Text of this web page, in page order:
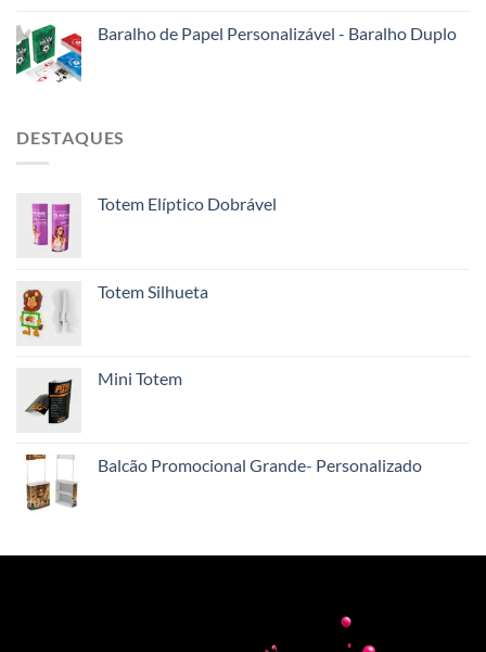
Baralho de Papel Personalizável - Baralho Duplo
DESTAQUES
Totem Elíptico Dobrável
Totem Silhueta
Mini Totem
Balcão Promocional Grande- Personalizado